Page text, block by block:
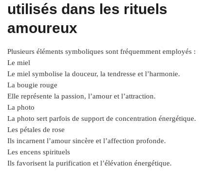
utilisés dans les rituels
amoureux
Plusieurs éléments symboliques sont fréquemment employés :
Le miel
Le miel symbolise la douceur, la tendresse et l’harmonie.
La bougie rouge
Elle représente la passion, l’amour et l’attraction.
La photo
La photo sert parfois de support de concentration énergétique.
Les pétales de rose
Ils incarnent l’amour sincère et l’affection profonde.
Les encens spirituels
Ils favorisent la purification et l’élévation énergétique.